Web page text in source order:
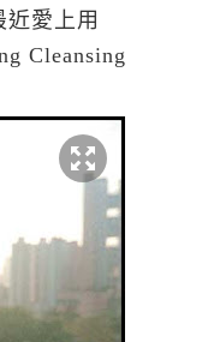
愛上用
Cleansing